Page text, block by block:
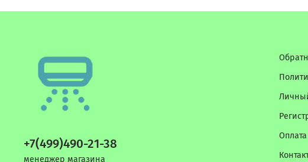
+7(499)490-21-38
менеджер магазина